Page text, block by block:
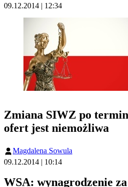
09.12.2014 | 12:34
Zmiana SIWZ po
ofert jest niemożliwa
Magdalena Sowula
09.12.2014 | 10:14
WSA: wynagrodzenie